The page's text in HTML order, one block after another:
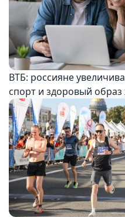
ВТБ: россияне
спорт и здоровый